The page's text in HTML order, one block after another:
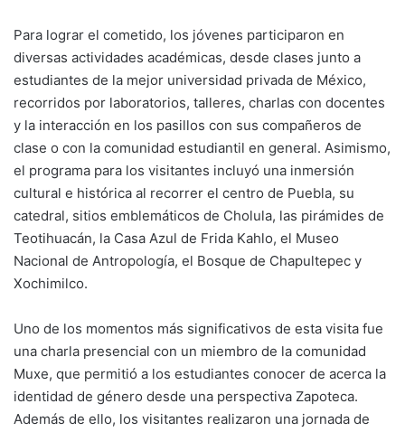
Para lograr el cometido, los jóvenes participaron en
diversas actividades académicas, desde clases junto a
estudiantes de la mejor universidad privada de México,
recorridos por laboratorios, talleres, charlas con docentes
y la interacción en los pasillos con sus compañeros de
clase o con la comunidad estudiantil en general. Asimismo,
el programa para los visitantes incluyó una inmersión
cultural e histórica al recorrer el centro de Puebla, su
catedral, sitios emblemáticos de Cholula, las pirámides de
Teotihuacán, la Casa Azul de Frida Kahlo, el Museo
Nacional de Antropología, el Bosque de Chapultepec y
Xochimilco.
Uno de los momentos más significativos de esta visita fue
una charla presencial con un miembro de la comunidad
Muxe, que permitió a los estudiantes conocer de acerca la
identidad de género desde una perspectiva Zapoteca.
Además de ello, los visitantes realizaron una jornada de